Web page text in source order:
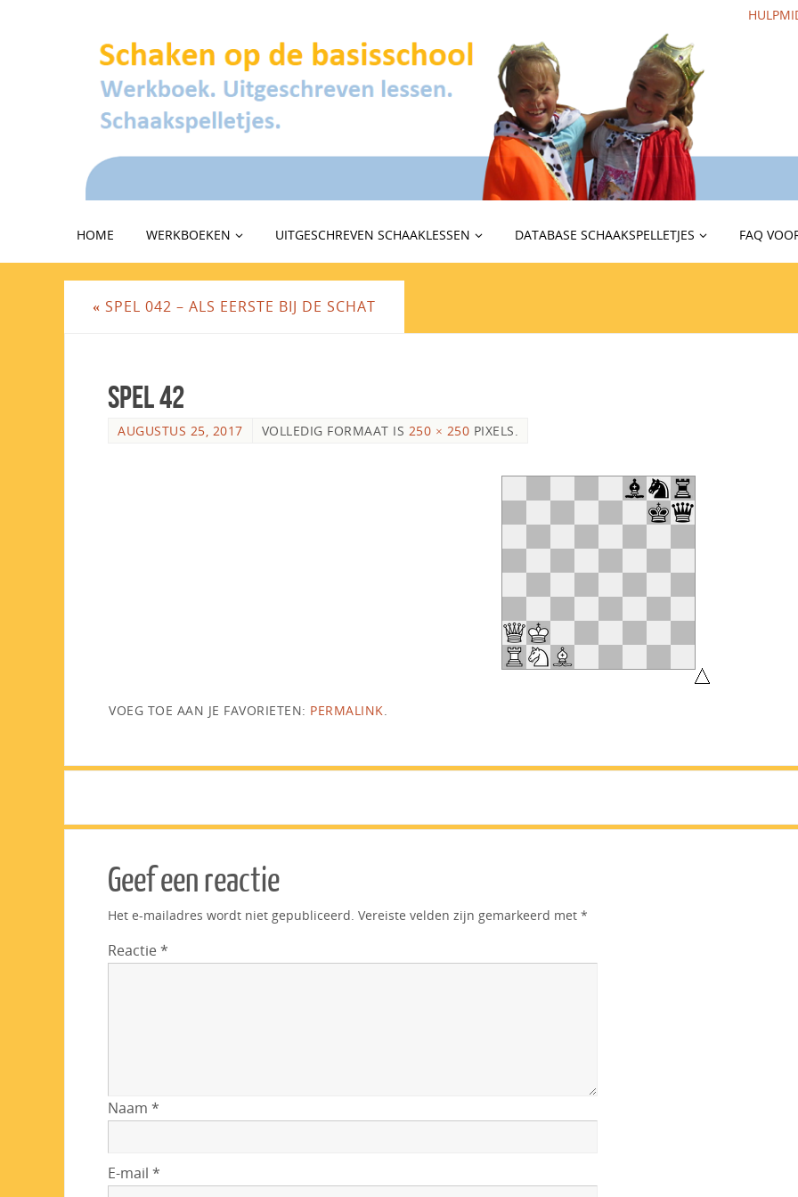
HOME WERKBOEKEN UITGESCHREVEN SCHAAKLESSEN DATABASE SCHAAKSPELLETJES FAQ
« SPEL 042 – ALS EERSTE BIJ DE SCHAT
Spel 42
AUGUSTUS 25, 2017 VOLLEDIG FORMAAT IS 250 × 250 PIXELS.
VOEG TOE AAN JE FAVORIETEN: PERMALINK
Geef een reactie
Het e-mailadres wordt niet gepubliceerd. Vereiste velden zijn gemarkeerd met *
Reactie*
Naam *
E-mail *